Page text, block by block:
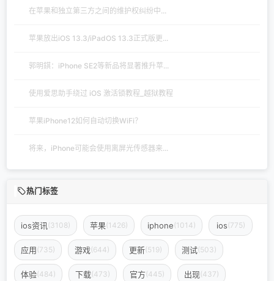
在苹果和独立第三方之间的维护权纠纷中...
苹果放出iOS 13.3/iPadOS 13.3正式版更...
郭明錤：iPhone SE2等新品将显著推升苹...
使用爱思助手绕过 iOS 激活锁教程_越狱教程
苹果iPhone12如何自动切换WiFi？
将来，iPhone可能会使用离屏光传感器来...
热门标签
ios资讯 (3108) 苹果(1426) iphone(1014) ios(775)
应用(735) 游戏(644) 更新(519) 测试(503)
体验(484) 下载(473) 官方(445) 出现(437)